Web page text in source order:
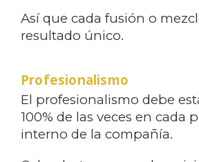
Así que cada fusión o
resultado único.
Profesionalismo
El profesionalismo debe
100% de las veces en cada
interno de la compañía.